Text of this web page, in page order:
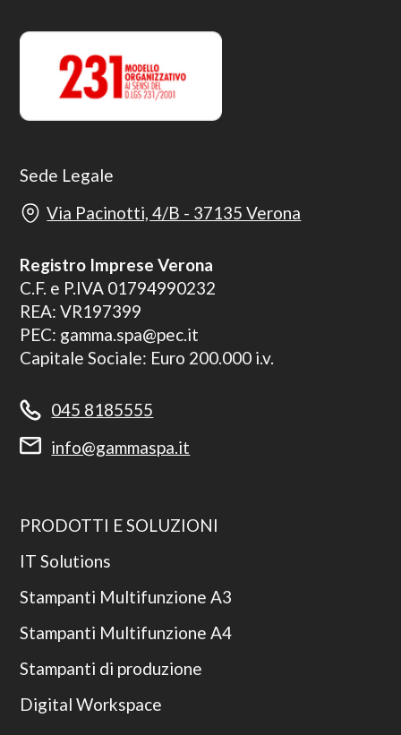
Sede Legale
Via Pacinotti, 4/B - 37135 Verona
Registro Imprese Verona
C.F. e P.IVA 01794990232
REA: VR197399
PEC: gamma.spa@pec.it
Capitale Sociale: Euro 200.000 i.v.
045 8185555
info@gammaspa.it
PRODOTTI E SOLUZIONI
IT Solutions
Stampanti Multifunzione A3
Stampanti Multifunzione A4
Stampanti di produzione
Digital Workspace